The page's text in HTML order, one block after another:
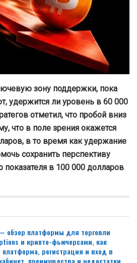
зону поддержки, пока
удержится ли уровень в 60 000
отметил, что пробой вниз
что в поле зрения окажется
в то время как удержание
сохранить перспективу
показателя в 100 000 долларов
обзор платформы для торговли
и крипто-фьючерсами, как
платформа, регистрация и вход в
преимущества и недостатки,